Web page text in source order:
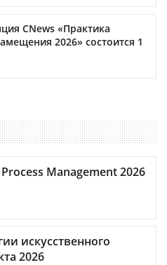
CNews «Практика
2026» состоится 1
Management 2026
искусственного
2026